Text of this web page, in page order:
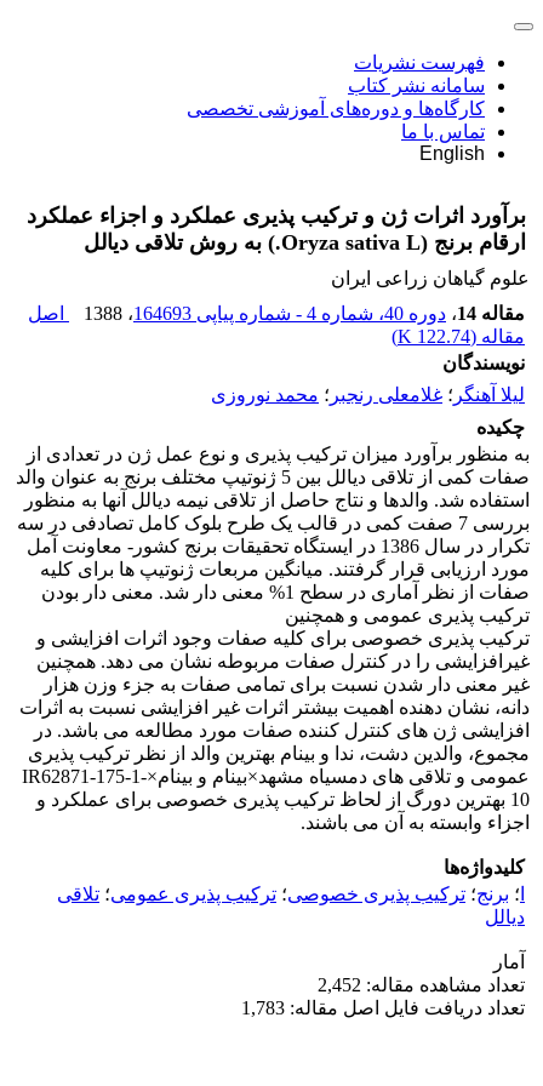
فهرست نشریات
سامانه نشر کتاب
کارگاه‌ها و دوره‌های آموزشی تخصصی
تماس با ما
English
برآورد اثرات ژن و ترکیب پذیری عملکرد و اجزاء عملکرد
ارقام برنج (Oryza sativa L.) به روش تلاقی دیالل
علوم گیاهان زراعی ایران
مقاله 14
، دوره 40، شماره 4 - شماره پیاپی 164693 ، 1388
اصل
مقاله (122.74 K
)
نویسندگان
لیلا آهنگر ؛ غلامعلی رنجبر ؛ محمد نوروزی
چکیده
به منظور برآورد میزان ترکیب پذیری و نوع عمل ژن در تعدادی از
صفات کمی از تلاقی دیالل بین 5 ژنوتیپ مختلف برنج به عنوان والد
استفاده شد. والدها و نتاج حاصل از تلاقی نیمه دیالل آنها به منظور
بررسی 7 صفت کمی در قالب یک طرح بلوک کامل تصادفی در سه
تکرار در سال 1386 در ایستگاه تحقیقات برنج کشور- معاونت آمل
مورد ارزیابی قرار گرفتند. میانگین مربعات ژنوتیپ ها برای کلیه
صفات از نظر آماری در سطح 1% معنی دار شد. معنی دار بودن
ترکیب پذیری عمومی و همچنین
ترکیب پذیری خصوصی برای کلیه صفات وجود اثرات افزایشی و
غیرافزایشی را در کنترل صفات مربوطه نشان می دهد. همچنین
غیر معنی دار شدن نسبت برای تمامی صفات به جزء وزن هزار
دانه، نشان دهنده اهمیت بیشتر اثرات غیر افزایشی نسبت به اثرات
افزایشی ژن های کنترل کننده صفات مورد مطالعه می باشد. در
مجموع، والدین دشت، ندا و بینام بهترین والد از نظر ترکیب پذیری
عمومی و تلاقی های دمسیاه مشهد×بینام و بینام×IR62871-175-1-
10 بهترین دورگ از لحاظ ترکیب پذیری خصوصی برای عملکرد و
اجزاء وابسته به آن می باشند.
کلیدواژه‌ها
؛ برنج؛ ترکیب پذیری خصوصی؛ ترکیب پذیری عمومی؛ تلاقی
دیالل
آمار
تعداد مشاهده مقاله: 2,452
تعداد دریافت فایل اصل مقاله: 1,783